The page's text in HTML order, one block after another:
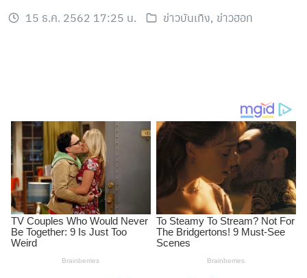
15 ธ.ค. 2562 17:25 น. ข่าวบันเทิง, ข่าวฮอท